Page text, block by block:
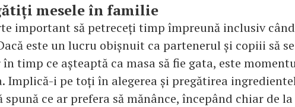
mesele în familie
important să petreceți timp împreună inclusiv
este un lucru obișnuit ca partenerul și copiii să
timp ce așteaptă ca masa să fie gata, este
Implică-i pe toți în alegerea și pregătirea
spună ce ar prefera să mănânce, începând chiar de